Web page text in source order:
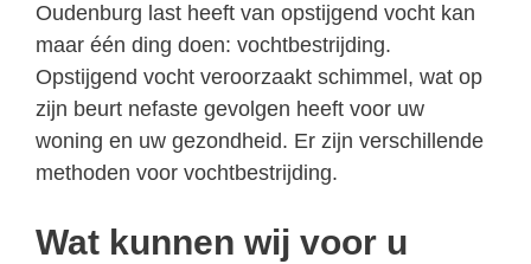
Oudenburg last heeft van opstijgend vocht kan
maar één ding doen: vochtbestrijding.
Opstijgend vocht veroorzaakt schimmel, wat op
zijn beurt nefaste gevolgen heeft voor uw
woning en uw gezondheid. Er zijn verschillende
methoden voor vochtbestrijding.
Wat kunnen wij voor u